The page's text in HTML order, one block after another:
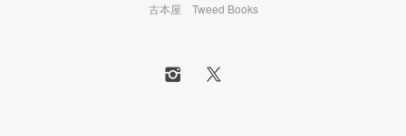
古本屋 Tweed Books